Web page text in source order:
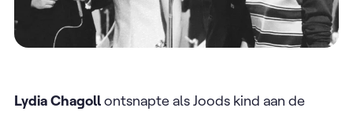
Lydia Chagollontsnapte als Joods kind aan de